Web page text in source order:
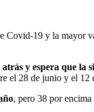
Covid-19 y la mayor
y espera que la
el 28 de junio y el 12
, pero 38 por